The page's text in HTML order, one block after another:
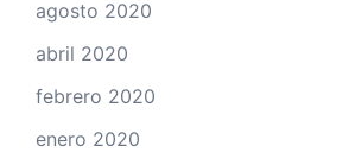
agosto 2020
abril 2020
febrero 2020
enero 2020